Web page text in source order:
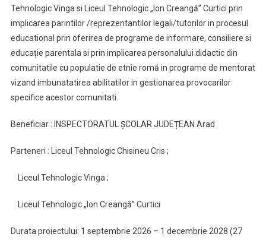
Tehnologic Vinga si Liceul Tehnologic „Ion Creangă” Curtici prin
implicarea parintilor /reprezentantilor legali/tutorilor in procesul
educational prin oferirea de programe de informare, consiliere si
educație parentala si prin implicarea personalului didactic din
comunitatile cu populatie de etnie romă in programe de mentorat
vizand imbunatatirea abilitatilor in gestionarea provocarilor
specifice acestor comunitati.
Beneficiar : INSPECTORATUL ȘCOLAR JUDEȚEAN Arad
Parteneri : Liceul Tehnologic Chisineu Cris ;
Liceul Tehnologic Vinga ;
Liceul Tehnologic „Ion Creangă” Curtici
Durata proiectului: 1 septembrie 2026 – 1 decembrie 2028 (27